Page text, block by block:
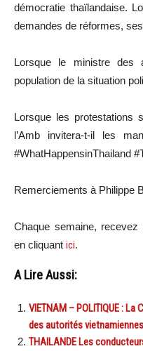
démocratie thaïlandaise.
demandes de réformes,
Lorsque le ministre des
population de la situation
Lorsque les protestations
l’Amb invitera-t-il les
#WhatHappensinThailand
Remerciements à Philippe
Chaque semaine,
en cliquant ici.
A Lire Aussi:
VIETNAM – POLITIQUE :
des autorités vietnamiennes
THAILANDE Les